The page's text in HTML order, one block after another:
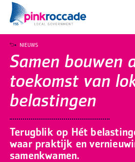
Samen bouwen
toekomst van
belastingen
Terugblik op Hét
waar praktijk en
samenkwamen.
NIEUWS